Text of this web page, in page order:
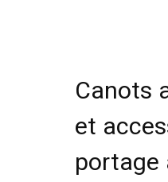
Canots
et
portage